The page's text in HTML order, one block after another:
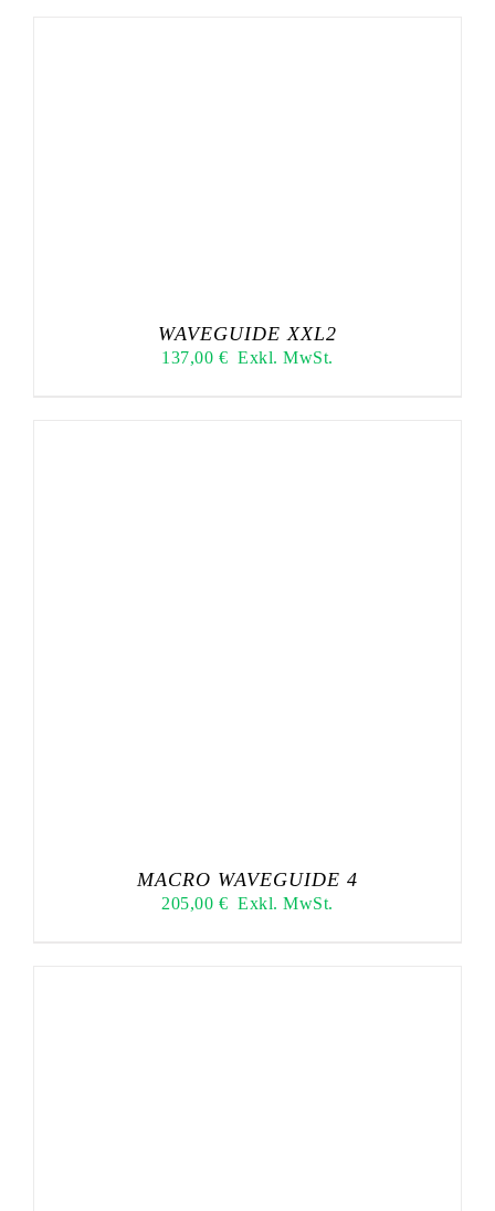
WAVEGUIDE XXL2
137,00 € Exkl. MwSt.
MACRO WAVEGUIDE 4
205,00 € Exkl. MwSt.